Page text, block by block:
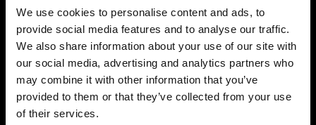
We use cookies to personalise content and ads, to
provide social media features and to analyse our traffic.
We also share information about your use of our site with
our social media, advertising and analytics partners who
may combine it with other information that you’ve
provided to them or that they’ve collected from your use
of their services.